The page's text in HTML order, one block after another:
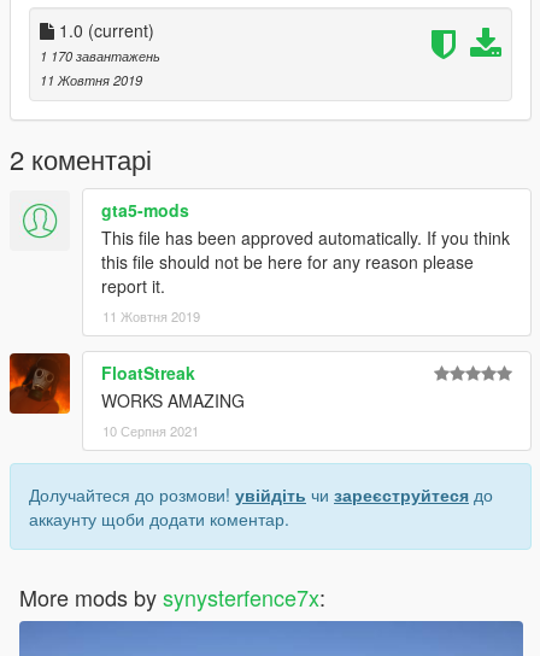
1.0 (current)
1 170 завантажень
11 Жовтня 2019
2 коментарі
gta5-mods
This file has been approved automatically. If you think
this file should not be here for any reason please
report it.
11 Жовтня 2019
FloatStreak
WORKS AMAZING
10 Серпня 2021
Долучайтеся до розмови! увійдіть чи зареєструйтеся до
аккаунту щоби додати коментар.
More mods bysynysterfence7x: